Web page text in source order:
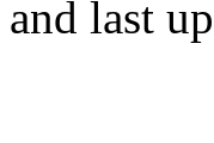
and last